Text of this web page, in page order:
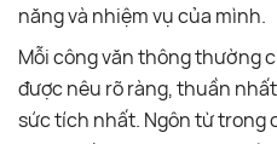
năng và nhiệm vụ của mình.
Mỗi công văn thông thường
được nêu rõ ràng, thuần
sức tích nhất. Ngôn từ trong